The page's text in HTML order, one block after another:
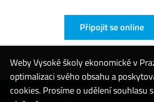
Připojit se online
Weby Vysoké školy ekonomické v
optimalizaci svého obsahu a
cookies. Prosíme o udělení souhlasu